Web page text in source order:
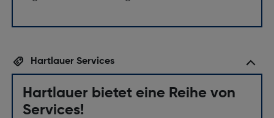
Hartlauer Services
Hartlauer bietet eine Reihe von
Services!